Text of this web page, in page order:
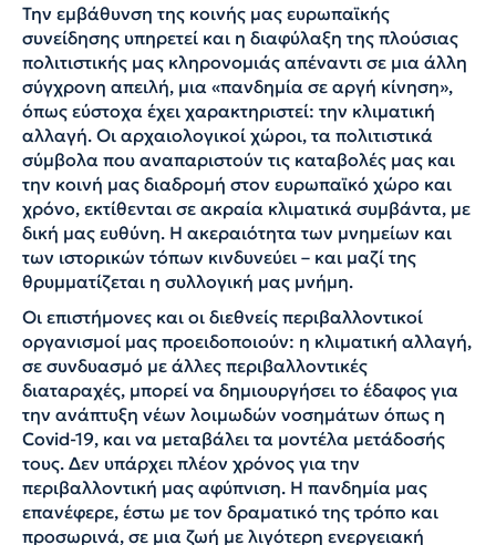
Την εμβάθυνση της κοινής μας ευρωπαϊκής
συνείδησης υπηρετεί και η διαφύλαξη της πλούσιας
πολιτιστικής μας κληρονομιάς απέναντι σε μια άλλη
σύγχρονη απειλή, μια «πανδημία σε αργή κίνηση»,
όπως εύστοχα έχει χαρακτηριστεί: την κλιματική
αλλαγή. Οι αρχαιολογικοί χώροι, τα πολιτιστικά
σύμβολα που αναπαριστούν τις καταβολές μας και
την κοινή μας διαδρομή στον ευρωπαϊκό χώρο και
χρόνο, εκτίθενται σε ακραία κλιματικά συμβάντα, με
δική μας ευθύνη. Η ακεραιότητα των μνημείων και
των ιστορικών τόπων κινδυνεύει – και μαζί της
θρυμματίζεται η συλλογική μας μνήμη.
Οι επιστήμονες και οι διεθνείς περιβαλλοντικοί
οργανισμοί μας προειδοποιούν: η κλιματική αλλαγή,
σε συνδυασμό με άλλες περιβαλλοντικές
διαταραχές, μπορεί να δημιουργήσει το έδαφος για
την ανάπτυξη νέων λοιμωδών νοσημάτων όπως η
Covid-19, και να μεταβάλει τα μοντέλα μετάδοσής
τους. Δεν υπάρχει πλέον χρόνος για την
περιβαλλοντική μας αφύπνιση. Η πανδημία μας
επανέφερε, έστω με τον δραματικό της τρόπο και
προσωρινά, σε μια ζωή με λιγότερη ενεργειακή